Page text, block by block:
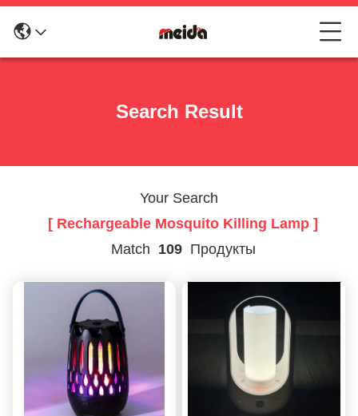
Search Result
Your Search
[ Rechargeable Mosquito Killing Lamp ]
Match 109Продукты